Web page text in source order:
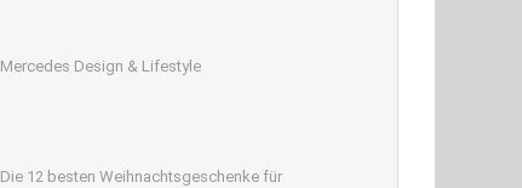
Mercedes Design & Lifestyle
Die 12 besten Weihnachtsgeschenke für